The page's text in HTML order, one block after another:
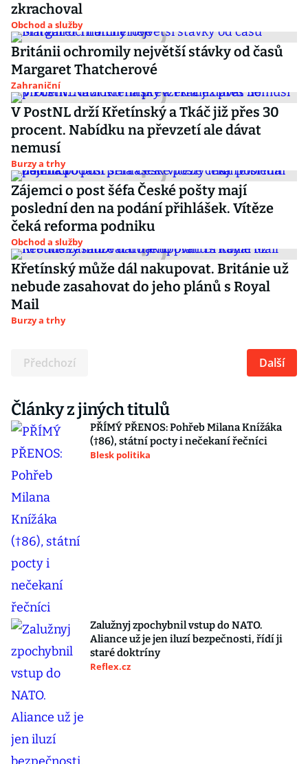
zkrachoval
Obchod a služby
Británii ochromily největší stávky od časů
Margaret Thatcherové
Zahraniční
V PostNL drží Křetínský a Tkáč již přes 30
procent. Nabídku na převzetí ale dávat
nemusí
Burzy a trhy
Zájemci o post šéfa České pošty mají
poslední den na podání přihlášek. Vítěze
čeká reforma podniku
Obchod a služby
Křetínský může dál nakupovat. Británie už
nebude zasahovat do jeho plánů s Royal
Mail
Burzy a trhy
Předchozí Další
Články z jiných titulů
PŘÍMÝ PŘENOS: Pohřeb Milana Knížáka
(†86), státní pocty i nečekaní řečníci
Blesk politika
Zalužnyj zpochybnil vstup do NATO.
Aliance už je jen iluzí bezpečnosti, řídí ji
staré doktríny
Reflex.cz